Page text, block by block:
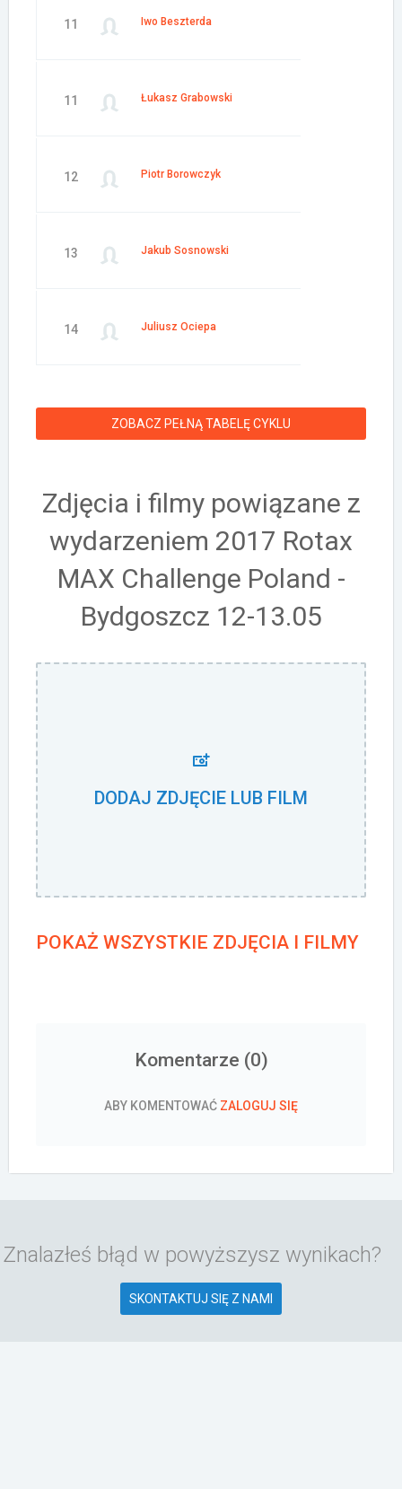
11 Iwo Beszterda
11 Łukasz Grabowski
12 Piotr Borowczyk
13 Jakub Sosnowski
14 Juliusz Ociepa
ZOBACZ PEŁNĄ TABELĘ CYKLU
Zdjęcia i filmy powiązane z
wydarzeniem 2017 Rotax
MAX Challenge Poland -
Bydgoszcz 12-13.05
DODAJ ZDJĘCIE LUB FILM
POKAŻ WSZYSTKIE ZDJĘCIA I FILMY
Komentarze (0)
ABY KOMENTOWAĆ ZALOGUJ SIĘ
Znalazłeś błąd w powyższysz wynikach?
SKONTAKTUJ SIĘ Z NAMI